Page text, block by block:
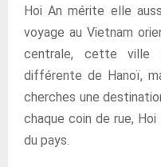
Hoi An mérite elle
voyage au Vietnam
centrale, cette ville
différente de Hanoï,
cherches une
chaque coin de rue,
du pays.